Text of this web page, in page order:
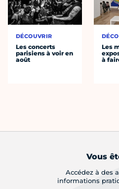
DÉCOUVRIR
Les concerts
parisiens à voir en
août
Les
à
Vous
Accédez à des
informations